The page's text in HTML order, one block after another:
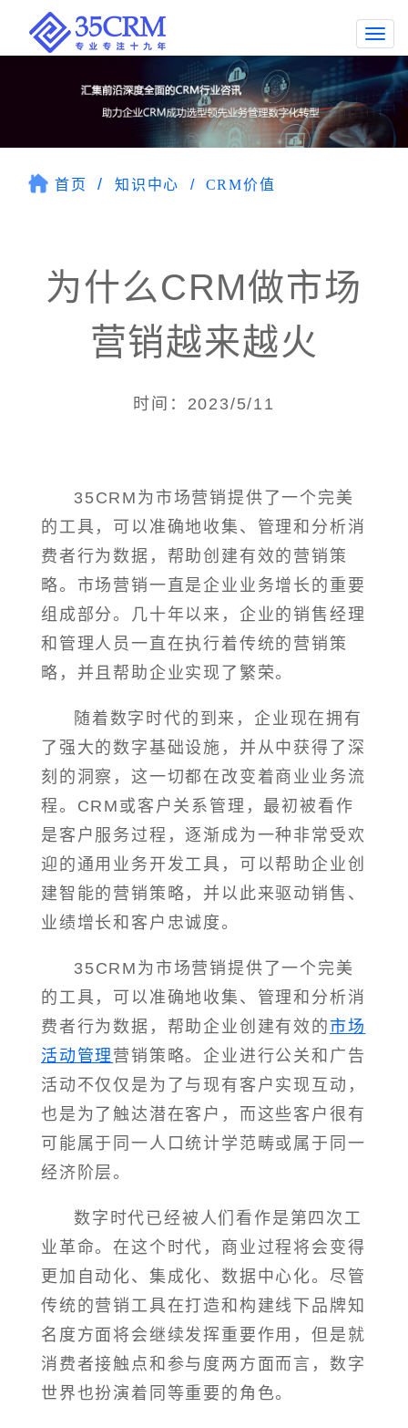
首页 知识中心 CRM价值
为什么CRM做市场
营销越来越火
时间：2023/5/11
35CRM为市场营销提供了一个完美
的工具，可以准确地收集、管理和分析消
费者行为数据，帮助创建有效的营销策
略。市场营销一直是企业业务增长的重要
组成部分。几十年以来，企业的销售经理
和管理人员一直在执行着传统的营销策
略，并且帮助企业实现了繁荣。
随着数字时代的到来，企业现在拥有
了强大的数字基础设施，并从中获得了深
刻的洞察，这一切都在改变着商业业务流
程。CRM或客户关系管理，最初被看作
是客户服务过程，逐渐成为一种非常受欢
迎的通用业务开发工具，可以帮助企业创
建智能的营销策略，并以此来驱动销售、
业绩增长和客户忠诚度。
35CRM为市场营销提供了一个完美
的工具，可以准确地收集、管理和分析消
费者行为数据，帮助企业创建有效的 市场
活动管理营销策略。企业进行公关和广告
活动不仅仅是为了与现有客户实现互动，
也是为了触达潜在客户，而这些客户很有
可能属于同一人口统计学范畴或属于同一
经济阶层。
数字时代已经被人们看作是第四次工
业革命。在这个时代，商业过程将会变得
更加自动化、集成化、数据中心化。尽管
传统的营销工具在打造和构建线下品牌知
名度方面将会继续发挥重要作用，但是就
消费者接触点和参与度两方面而言，数字
世界也扮演着同等重要的角色。